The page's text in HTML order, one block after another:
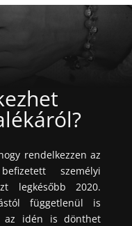
rendelkezzen az
személyi
legkésőbb 2020.
függetlenül is
az idén is dönthet